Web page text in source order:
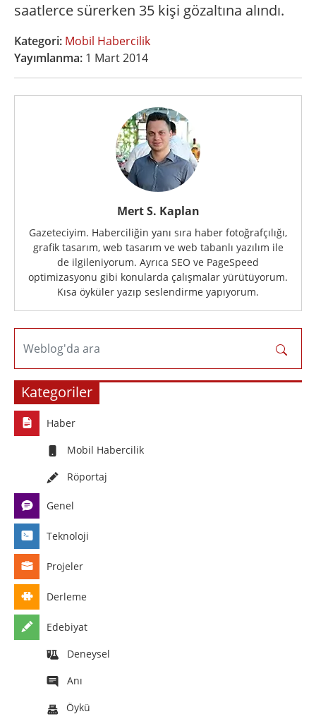
saatlerce sürerken 35 kişi gözaltına alındı.
Kategori: Mobil Habercilik
Yayımlanma: 1 Mart 2014
Mert S. Kaplan
Gazeteciyim. Haberciliğin yanı sıra haber fotoğrafçılığı,
grafik tasarım, web tasarım ve web tabanlı yazılım ile
de ilgileniyorum. Ayrıca SEO ve PageSpeed
optimizasyonu gibi konularda çalışmalar yürütüyorum.
Kısa öyküler yazıp seslendirme yapıyorum.
Weblog'da ara
Kategoriler
Haber
Mobil Habercilik
Röportaj
Genel
Teknoloji
Projeler
Derleme
Edebiyat
Deneysel
Anı
Öykü